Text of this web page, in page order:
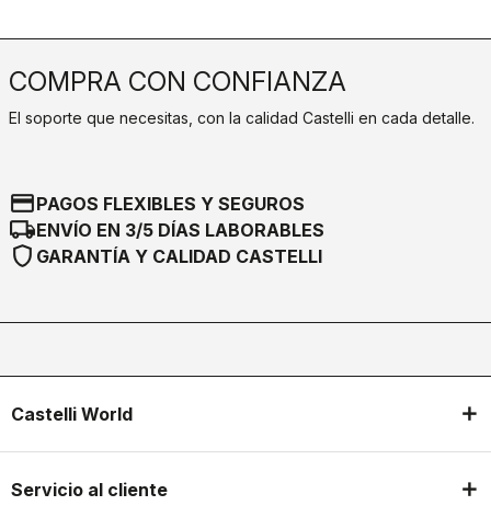
COMPRA CON CONFIANZA
El soporte que necesitas, con la calidad Castelli en cada detalle.
credit_cardPAGOS FLEXIBLES Y SEGUROS
local_shippingENVÍO EN 3/5 DÍAS LABORABLES
shield GARANTÍA Y CALIDAD CASTELLI
Castelli World
Servicio al cliente